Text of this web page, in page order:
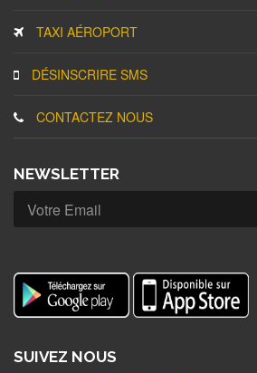
TAXI AÉROPORT
DÉSINSCRIRE SMS
CONTACTEZ NOUS
NEWSLETTER
SUIVEZ NOUS